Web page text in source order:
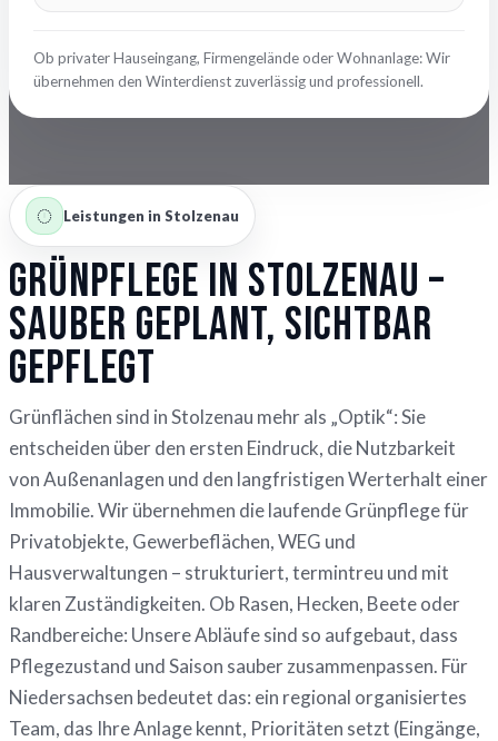
Ob privater Hauseingang, Firmengelände oder Wohnanlage: Wir
übernehmen den Winterdienst zuverlässig und professionell.
Leistungen in Stolzenau
Grünpflege in Stolzenau –
sauber geplant, sichtbar
gepflegt
Grünflächen sind in Stolzenau mehr als „Optik“: Sie
entscheiden über den ersten Eindruck, die Nutzbarkeit
von Außenanlagen und den langfristigen Werterhalt einer
Immobilie. Wir übernehmen die laufende Grünpflege für
Privatobjekte, Gewerbeflächen, WEG und
Hausverwaltungen – strukturiert, termintreu und mit
klaren Zuständigkeiten. Ob Rasen, Hecken, Beete oder
Randbereiche: Unsere Abläufe sind so aufgebaut, dass
Pflegezustand und Saison sauber zusammenpassen. Für
Niedersachsen bedeutet das: ein regional organisiertes
Team, das Ihre Anlage kennt, Prioritäten setzt (Eingänge,